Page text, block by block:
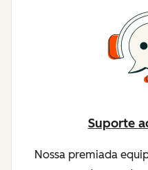
Suporte
Nossa premiada